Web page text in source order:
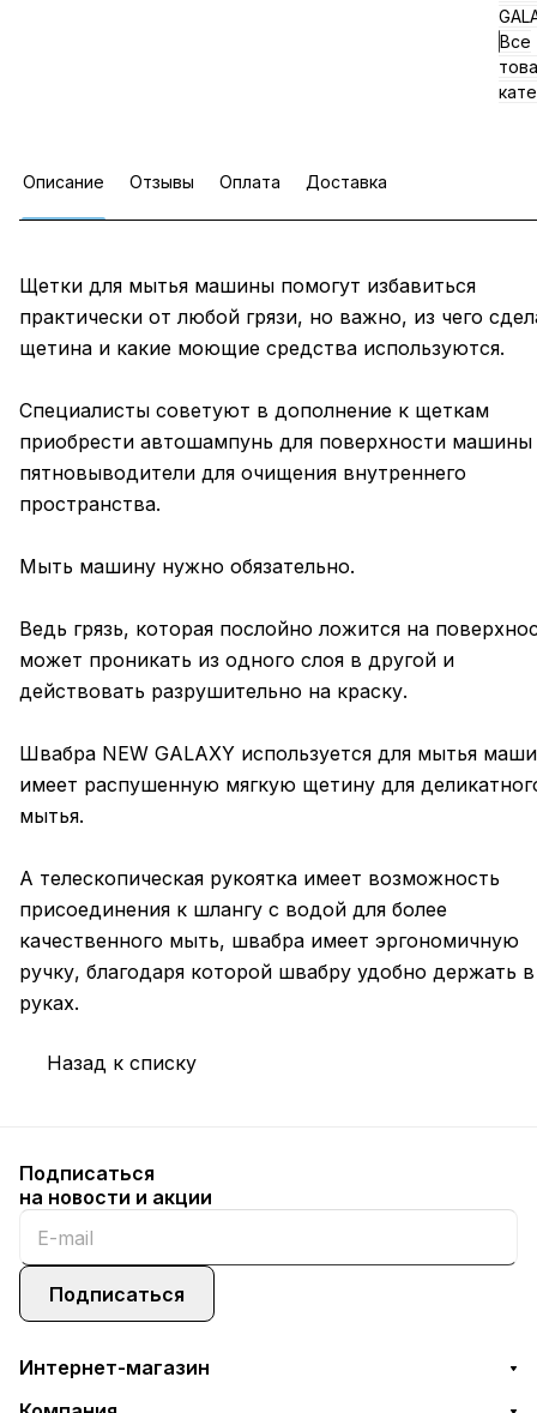
Все
Описание Отзывы Оплата Доставка
Щетки для мытья машины помогут избавиться
практически от любой грязи, но важно, из чего
щетина и какие моющие средства используются.
Специалисты советуют в дополнение к щеткам
приобрести автошампунь для поверхности машины
пятновыводители для очищения внутреннего
пространства.
Мыть машину нужно обязательно.
Ведь грязь, которая послойно ложится на
может проникать из одного слоя в другой и
действовать разрушительно на краску.
Швабра NEW GALAXY используется для мытья
имеет распушенную мягкую щетину для
мытья.
А телескопическая рукоятка имеет возможность
присоединения к шлангу с водой для более
качественного мыть, швабра имеет эргономичную
ручку, благодаря которой швабру удобно держать в
руках.
Назад к списку
Подписаться
на новости и акции
Подписаться
Интернет-магазин